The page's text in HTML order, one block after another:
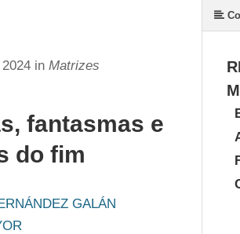
in Matrizes
fantasmas e
do fim
GALÁN